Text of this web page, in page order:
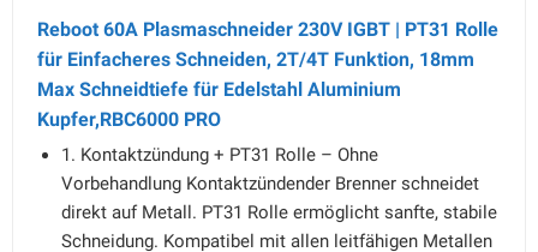
Reboot 60A Plasmaschneider 230V IGBT | PT31 Rolle
für Einfacheres Schneiden, 2T/4T Funktion, 18mm
Max Schneidtiefe für Edelstahl Aluminium
Kupfer,RBC6000 PRO
1. Kontaktzündung + PT31 Rolle – Ohne
Vorbehandlung Kontaktzündender Brenner schneidet
direkt auf Metall. PT31 Rolle ermöglicht sanfte, stabile
Schneidung. Kompatibel mit allen leitfähigen Metallen